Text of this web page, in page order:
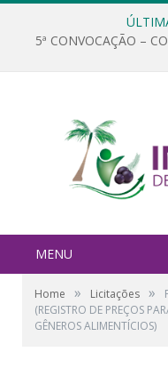
5ª CONVOCAÇÃO –
MENU
Home » Licitações »
(REGISTRO DE PREÇOS
GÊNEROS ALIMENTÍCIOS)